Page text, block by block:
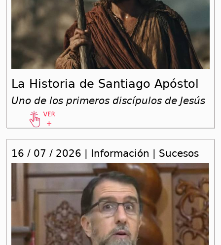
La Historia de Santiago Apóstol
Uno de los primeros discípulos de Jesús
16 / 07 / 2026 | Información | Sucesos